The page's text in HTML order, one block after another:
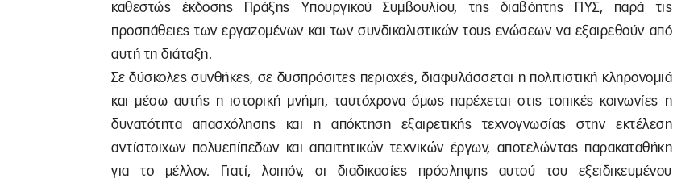
καθεστώς έκδοσης Πράξης Υπουργικού Συμβουλίου, της διαβόητης ΠΥΣ, παρά τις
προσπάθειες των εργαζομένων και των συνδικαλιστικών τους ενώσεων να εξαιρεθούν από
αυτή τη διάταξη.
Σε δύσκολες συνθήκες, σε δυσπρόσιτες περιοχές, διαφυλάσσεται η πολιτιστική κληρονομιά
και μέσω αυτής η ιστορική μνήμη, ταυτόχρονα όμως παρέχεται στις τοπικές κοινωνίες η
δυνατότητα απασχόλησης και η απόκτηση εξαιρετικής τεχνογνωσίας στην εκτέλεση
αντίστοιχων πολυεπίπεδων και απαιτητικών τεχνικών έργων, αποτελώντας παρακαταθήκη
για το μέλλον. Γιατί, λοιπόν, οι διαδικασίες πρόσληψης αυτού του εξειδικευμένου